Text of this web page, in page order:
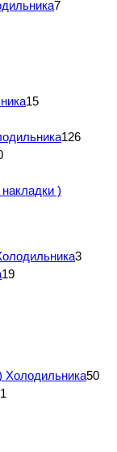
7
15
126
)
3
19
Холодильника50